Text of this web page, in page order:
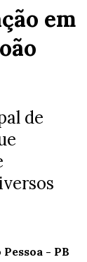
em
de
- PB